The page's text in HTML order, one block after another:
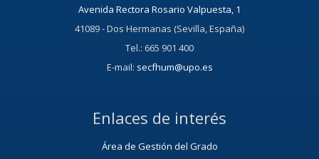
Avenida Rectora Rosario Valpuesta, 1
41089 - Dos Hermanas (Sevilla, España)
Tel.: 665 901 400
E-mail: secfhum@upo.es
Enlaces de interés
Área de Gestión del Grado